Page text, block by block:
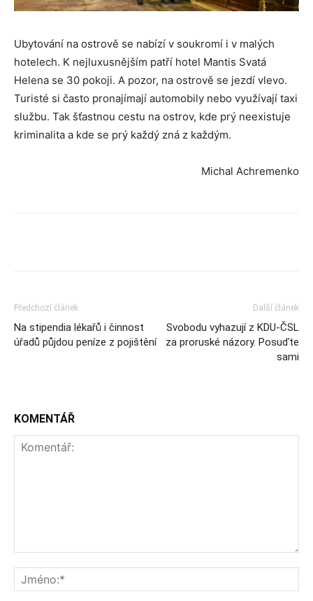
Ubytování na ostrově se nabízí v soukromí i v malých
hotelech. K nejluxusnějším patří hotel Mantis Svatá
Helena se 30 pokoji. A pozor, na ostrově se jezdí vlevo.
Turisté si často pronajímají automobily nebo využívají taxi
službu. Tak šťastnou cestu na ostrov, kde prý neexistuje
kriminalita a kde se prý každý zná z každým.
Michal Achremenko
Předchozí článek
Na stipendia lékařů i činnost
úřadů půjdou peníze z pojištění
Další článek
Svobodu vyhazují z KDU-ČSL
za proruské názory. Posuďte
sami
KOMENTÁŘ